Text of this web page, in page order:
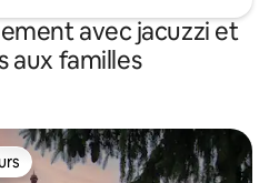
avec jacuzzi et
aux familles
les plus appréciés